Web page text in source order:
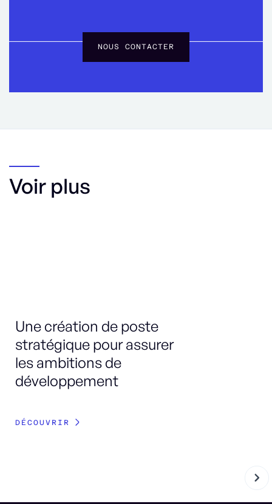
NOUS CONTACTER
Voir plus
Une création de poste
stratégique pour assurer
les ambitions de
développement
DÉCOUVRIR